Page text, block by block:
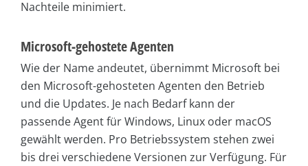
Nachteile minimiert.
Microsoft-gehostete Agenten
Wie der Name andeutet, übernimmt Microsoft bei
den Microsoft-gehosteten Agenten den Betrieb
und die Updates. Je nach Bedarf kann der
passende Agent für Windows, Linux oder macOS
gewählt werden. Pro Betriebssystem stehen zwei
bis drei verschiedene Versionen zur Verfügung. Für